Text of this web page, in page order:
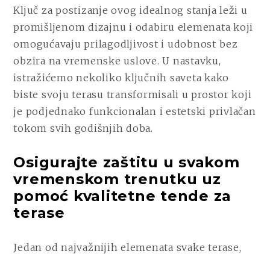
Ključ za postizanje ovog idealnog stanja leži u
promišljenom dizajnu i odabiru elemenata koji
omogućavaju prilagodljivost i udobnost bez
obzira na vremenske uslove. U nastavku,
istražićemo nekoliko ključnih saveta kako
biste svoju terasu transformisali u prostor koji
je podjednako funkcionalan i estetski privlačan
tokom svih godišnjih doba.
Osigurajte zaštitu u svakom
vremenskom trenutku uz
pomoć kvalitetne tende za
terase
Jedan od najvažnijih elemenata svake terase,